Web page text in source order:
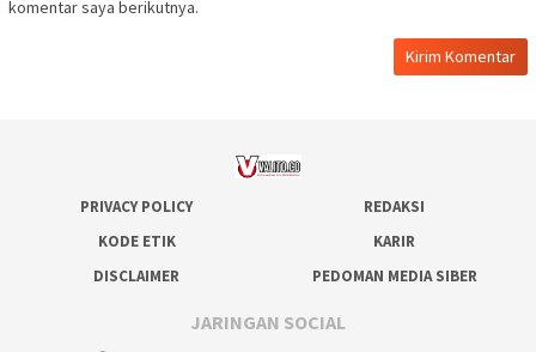
komentar saya berikutnya.
PRIVACY POLICY
REDAKSI
KODE ETIK
KARIR
DISCLAIMER
PEDOMAN MEDIA SIBER
JARINGAN SOCIAL